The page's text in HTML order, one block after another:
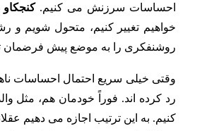
احساسات سرزنش می کنیم.کنجکاو
خواهیم تغییر کنیم، متحول شویم و
روشنفکری را به موضع پیش فرضمان
وقتی خیلی سریع احتمال احساسات
رد کرده اند. فوراً خودمان هم، مثل
کنیم. به این ترتیب اجازه می دهیم